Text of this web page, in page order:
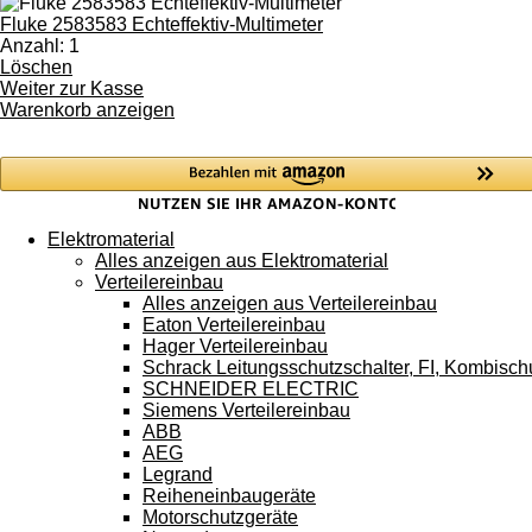
Touchgeräten
können
Fluke 2583583 Echteffektiv-Multimeter
Anzahl: 1
Löschen
Weiter zur Kasse
Warenkorb anzeigen
Elektromaterial
Alles anzeigen aus Elektromaterial
Verteilereinbau
Alles anzeigen aus Verteilereinbau
Eaton Verteilereinbau
Hager Verteilereinbau
Schrack Leitungsschutzschalter, FI,
SCHNEIDER ELECTRIC
Siemens Verteilereinbau
ABB
AEG
Legrand
Reiheneinbaugeräte
Motorschutzgeräte